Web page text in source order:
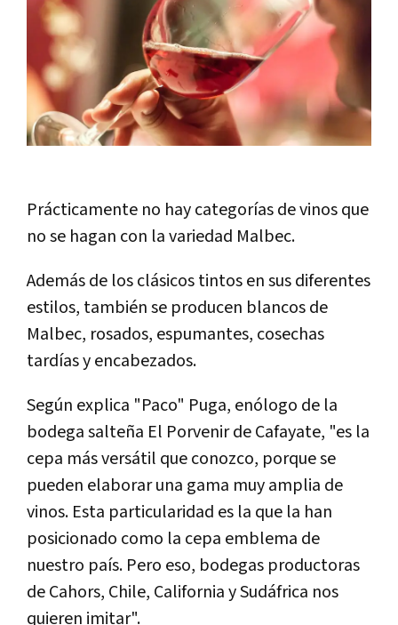
Prácticamente no hay categorías de vinos que
no se hagan con la variedad Malbec.
Además de los clásicos tintos en sus diferentes
estilos, también se producen blancos de
Malbec, rosados, espumantes, cosechas
tardías y encabezados.
Según explica "Paco" Puga, enólogo de la
bodega salteña El Porvenir de Cafayate, "es la
cepa más versátil que conozco, porque se
pueden elaborar una gama muy amplia de
vinos. Esta particularidad es la que la han
posicionado como la cepa emblema de
nuestro país. Pero eso, bodegas productoras
de Cahors, Chile, California y Sudáfrica nos
quieren imitar".